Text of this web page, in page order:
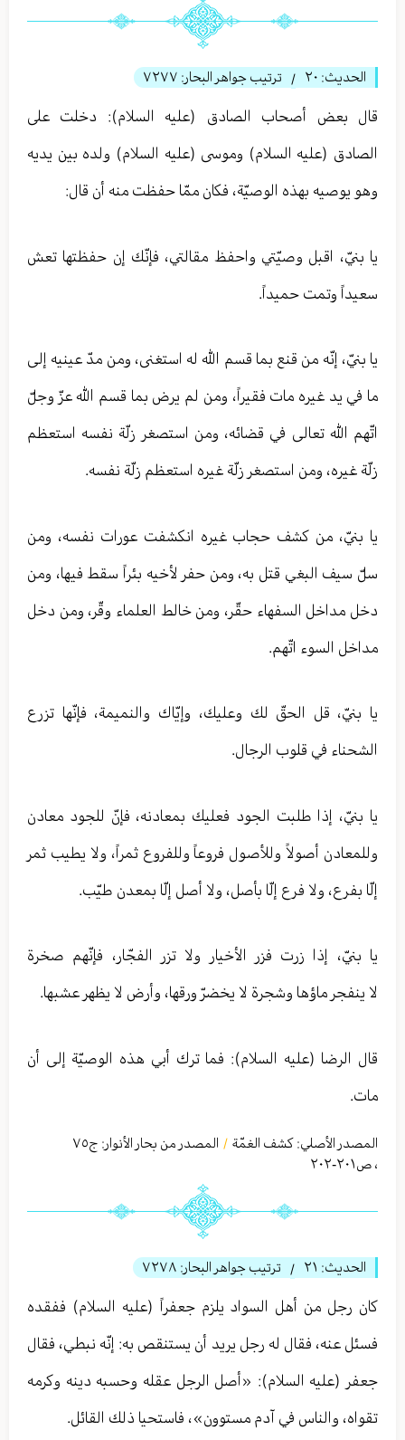
الحديث: ٢۰ / ترتيب جواهر البحار: ٧٢٧٧
قال بعض أصحاب الصادق (عليه السلام): دخلت على
الصادق (عليه السلام) وموسى (عليه السلام) ولده بين يديه
وهو يوصيه بهذه الوصيّة، فكان ممّا حفظت منه أن قال:
يا بنيّ، اقبل وصيّتي واحفظ مقالتي، فإنّك إن حفظتها تعش
سعيداً وتمت حميداً.
يا بنيّ، إنّه من قنع بما قسم الله له استغنى، ومن مدّ عينيه إلى
ما في يد غيره مات فقيراً، ومن لم يرض بما قسم الله عزّ وجلّ
اتّهم الله تعالی في قضائه، ومن استصغر زلّة نفسه استعظم
زلّة غيره، ومن استصغر زلّة غيره استعظم زلّة نفسه.
يا بنيّ، من كشف حجاب غيره انكشفت عورات نفسه، ومن
سلّ سيف البغي قتل به، ومن حفر لأخيه بئراً سقط فيها، ومن
دخل مداخل السفهاء حقّر، ومن خالط العلماء وقّر، ومن دخل
مداخل السوء اتّهم.
يا بنيّ، قل الحقّ لك وعليك، وإيّاك والنميمة، فإنّها تزرع
الشحناء في قلوب الرجال.
يا بنيّ، إذا طلبت الجود فعليك بمعادنه، فإنّ للجود معادن
وللمعادن أصولاً وللأصول فروعاً وللفروع ثمراً، ولا يطيب ثمر
إلّا بفرع، ولا فرع إلّا بأصل، ولا أصل إلّا بمعدن طيّب.
يا بنيّ، إذا زرت فزر الأخيار ولا تزر الفجّار، فإنّهم صخرة
لا ينفجر ماؤها وشجرة لا يخضرّ ورقها، وأرض لا يظهر عشبها.
قال الرضا (عليه السلام): فما ترك أبي هذه الوصيّة إلى أن
مات.
المصدر الأصلي: كشف الغمّة / المصدر من بحار الأنوار: ج٧٥
، ص٢۰١-٢۰٢
الحديث: ٢١ / ترتيب جواهر البحار: ٧٢٧٨
كان رجل من أهل السواد يلزم جعفراً (عليه السلام) ففقده
فسئل عنه، فقال له رجل يريد أن يستنقص به: إنّه نبطي، فقال
جعفر (عليه السلام): «أصل الرجل عقله وحسبه دينه وكرمه
تقواه، والناس في آدم مستوون»، فاستحيا ذلك القائل.